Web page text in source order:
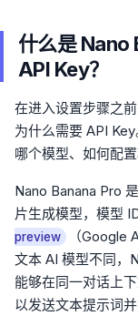
什么是 Nano
API Key？
在进入设置步骤之
为什么需要 API
哪个模型、如何配
Nano Banana Pro
片生成模型，模型
preview
（Google
文本 AI 模型不同，
能够在同一对话上
以发送文本提示词